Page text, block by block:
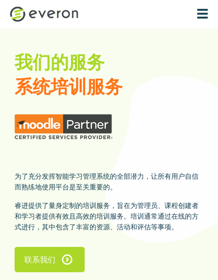
跳转到主要内容
☰
我们的服务
系统培训服务
为了充分发挥智能学习管理系统的全部潜力，让所有用户自信
而熟练地使用平台是至关重要的。
睿进提供了量身定制的培训服务，旨在为管理员、课程创建者
和学习者提供有效且高效的培训服务。培训通常通过在线的方
式进行，其中包含了丰富的资源、活动和评估等事项。
联系我们